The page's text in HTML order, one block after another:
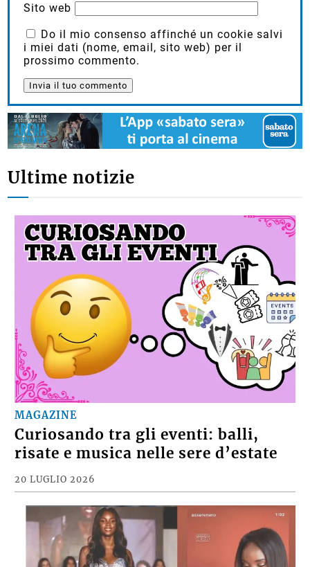
Sito web
Do il mio consenso affinché un cookie salvi
i miei dati (nome, email, sito web) per il
prossimo commento.
Ultime notizie
MAGAZINE
Curiosando tra gli eventi: balli,
risate e musica nelle sere d’estate
20 LUGLIO 2026